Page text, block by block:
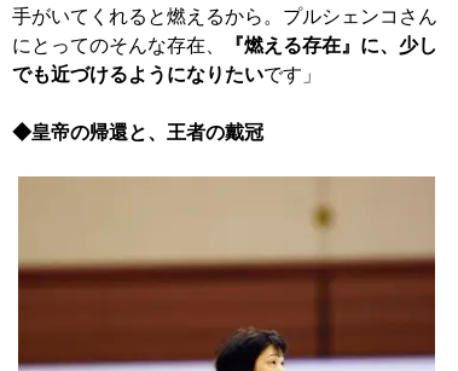
手がいてくれると燃えるから。プルシェンコさん
にとってのそんな存在、
『燃える存在』に、少し
でも近づけるようになりたいです」
◆皇帝の帰還と、王者の戴冠